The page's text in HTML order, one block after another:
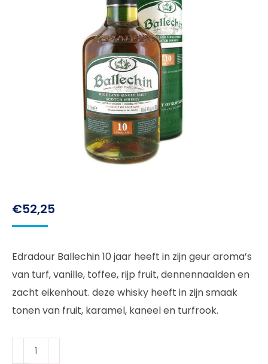
€52,25
Edradour Ballechin 10 jaar heeft in zijn geur aroma’s
van turf, vanille, toffee, rijp fruit, dennennaalden en
zacht eikenhout. deze whisky heeft in zijn smaak
tonen van fruit, karamel, kaneel en turfrook.
Edradour